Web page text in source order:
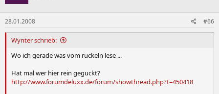
Temperaturen:
IDLE:
CPU: 40-43°
GPU: 50-53°
LAST:
CPU: ?°
28.01.2008 #66
Wynter schrieb:
Wo ich gerade was vom ruckeln lese ...
Hat mal wer hier rein geguckt?
http://www.forumdeluxx.de/forum/showthread.php?t=450418